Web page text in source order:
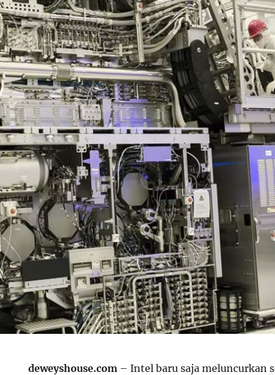
deweyshouse.com – Intel baru saja meluncurkan